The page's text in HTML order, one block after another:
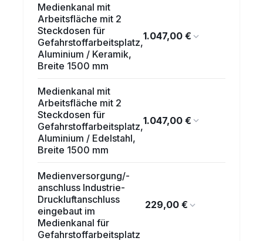
Medienkanal mit
Arbeitsfläche mit 2
Steckdosen für
Gefahrstoffarbeitsplatz,
Aluminium / Keramik,
Breite 1500 mm
1.047,00 €
Medienkanal mit
Arbeitsfläche mit 2
Steckdosen für
Gefahrstoffarbeitsplatz,
Aluminium / Edelstahl,
Breite 1500 mm
1.047,00 €
Medienversorgung/-
anschluss Industrie-
Druckluftanschluss
eingebaut im
Medienkanal für
Gefahrstoffarbeitsplatz
229,00 €